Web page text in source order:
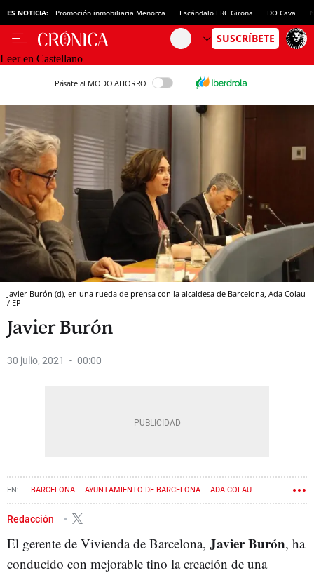
ES NOTICIA: Promoción inmobiliaria Menorca Escándalo ERC Girona DO Cava
Leer en Castellano
Pásate al MODO AHORRO
Javier Burón (d), en una rueda de prensa con la alcaldesa de Barcelona, Ada Colau
/ EP
Javier Burón
30 julio, 2021 00:00
BARCELONA AYUNTAMIENTO DE BARCELONA ADA COLAU
VIVIENDA SOCIAL
Redacción
El gerente de Vivienda de Barcelona, Javier Burón, ha
conducido con mejorable tino la creación de una